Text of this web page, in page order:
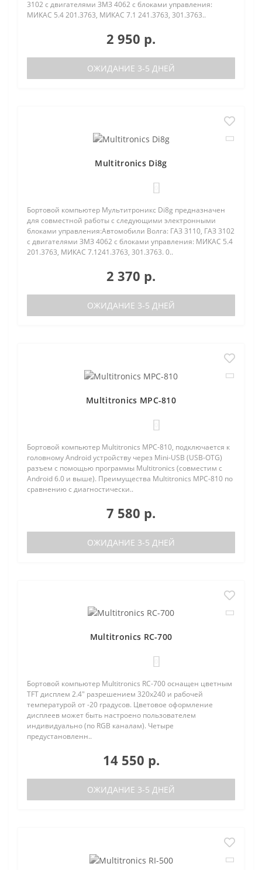
3102 с двигателями ЗМЗ 4062 с блоками управления:
МИКАС 5.4 201.3763, МИКАС 7.1 241.3763, 301.3763..
2 950 р.
ОЖИДАНИЕ 3-5 ДНЕЙ
Multitronics Di8g
Бортовой компьютер Мультитроникс Di8g предназначен
для совместной работы с следующими электронными
блоками управления:Автомобили Волга: ГАЗ 3110, ГАЗ 3102
с двигателями ЗМЗ 4062 с блоками управления: МИКАС 5.4
201.3763, МИКАС 7.1241.3763, 301.3763. 0..
2 370 р.
ОЖИДАНИЕ 3-5 ДНЕЙ
Multitronics MPC-810
Бортовой компьютер Multitronics MPC-810, подключается к
головному Android устройству через Mini-USB (USB-OTG)
разъем с помощью программы Multitronics (совместим с
Android 6.0 и выше). Преимущества Multitronics MPC-810 по
сравнению с диагностически..
7 580 р.
ОЖИДАНИЕ 3-5 ДНЕЙ
Multitronics RC-700
Бортовой компьютер Multitronics RC-700 оснащен цветным
TFT дисплем 2.4" разрешением 320х240 и рабочей
температурой от -20 градусов. Цветовое оформление
дисплеев может быть настроено пользователем
индивидуально (по RGB каналам). Четыре
предустановленн..
14 550 р.
ОЖИДАНИЕ 3-5 ДНЕЙ